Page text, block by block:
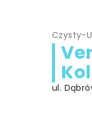
Czysty-
ul.